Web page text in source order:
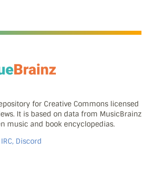
for Creative Commons licensed
It is based on data from MusicBrainz
music and book encyclopedias.
Discord